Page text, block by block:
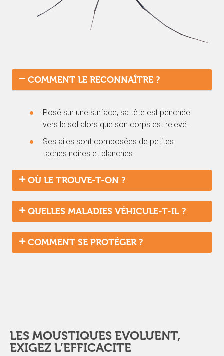
COMMENT LE RECONNAÎTRE ?
Posé sur une surface, sa tête est penchée
vers le sol alors que son corps est relevé.
Ses ailes sont composées de petites
taches noires et blanches
OÙ LE TROUVE-T-ON ?
QUELLES MALADIES VÉHICULE-T-IL ?
COMMENT SE PROTÉGER ?
LES MOUSTIQUES EVOLUENT,
EXIGEZ L’EFFICACITE